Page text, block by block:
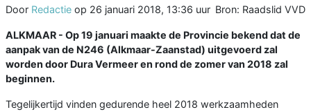
Door Redactie op 26 januari 2018, 13:36 uur Bron: Raadslid VVD
ALKMAAR - Op 19 januari maakte de Provincie bekend dat de
aanpak van de N246 (Alkmaar-Zaanstad) uitgevoerd zal
worden door Dura Vermeer en rond de zomer van 2018 zal
beginnen.
Tegelijkertijd vinden gedurende heel 2018 werkzaamheden